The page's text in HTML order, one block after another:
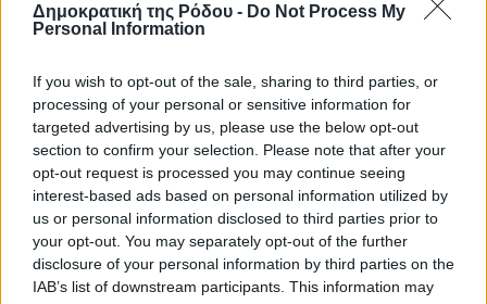
Δημοκρατική της Ρόδου - Do Not Process My
Personal Information
If you wish to opt-out of the sale, sharing to third parties, or
processing of your personal or sensitive information for
targeted advertising by us, please use the below opt-out
section to confirm your selection. Please note that after your
opt-out request is processed you may continue seeing
interest-based ads based on personal information utilized by
us or personal information disclosed to third parties prior to
your opt-out. You may separately opt-out of the further
disclosure of your personal information by third parties on the
IAB’s list of downstream participants. This information may
ιστοσελίδες είναι απαραίτητη η χρήση του παρακάτω
o καιρός τώρα:
26°
αίθριος καιρός
50%